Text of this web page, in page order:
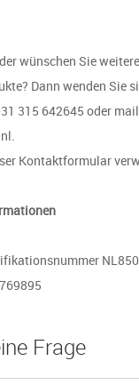
wünschen Sie
Dann wenden Sie
315 642645 oder
Kontaktformular
Frage